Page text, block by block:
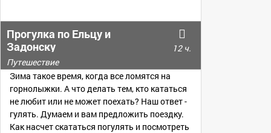
Прогулка по Ельцу и
Задонску
12 ч.
Путешествие
Зима такое время, когда все ломятся на
горнолыжки. А что делать тем, кто кататься
не любит или не может поехать? Наш ответ -
гулять. Думаем и вам предложить поездку.
Как насчет скататься погулять и посмотреть